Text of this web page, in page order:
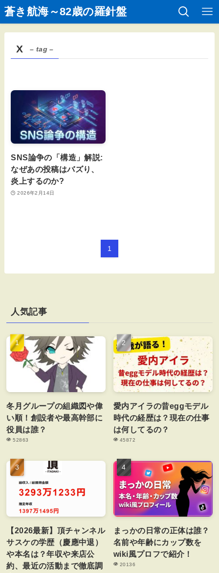
蒼き航海～82歳の羅針盤
X – tag –
SNS論争の「構造」解説:
なぜあの投稿はバズり、
炎上するのか?
2026年2月14日
1
人気記事
冬月グループの組織図や偉
い順！創設者や最高幹部に
役員は誰？
52863
愛内アイラの昔eggモデル
時代の経歴は？現在の仕事
は何してるの？
45872
【2026最新】頂チャンネル
サスケの学歴（慶應中退）
や本名は？年収や来店公
約、最近の活動まで徹底調
まっかの日常の正体は誰？
名前や年齢にカップ数を
wiki風プロフで紹介！
20136